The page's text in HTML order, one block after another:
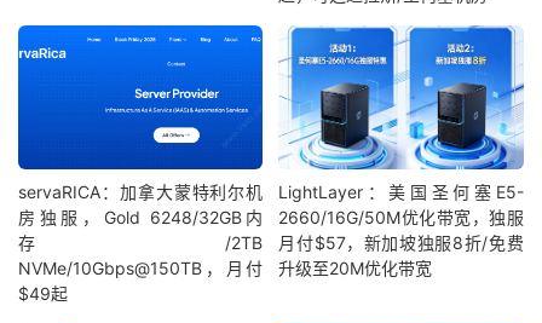
servaRICA：加拿大蒙特利尔机
房独服，Gold 6248/32GB内
存/2TB
NVMe/10Gbps@150TB，月付
$49起
LightLayer：美国圣何塞E5-
2660/16G/50M优化带宽，独服
月付$57，新加坡独服8折/免费
升级至20M优化带宽